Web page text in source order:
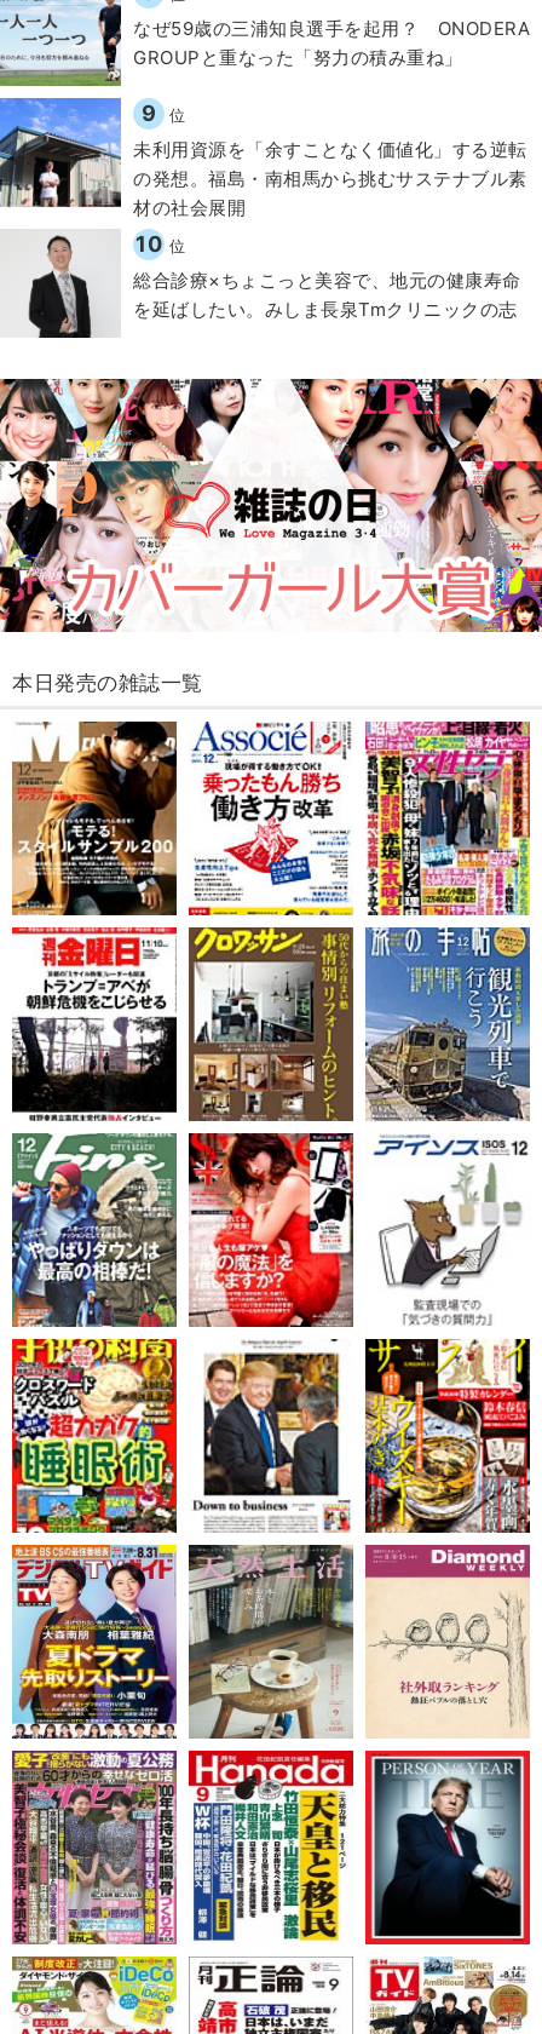
なぜ59歳の三浦知良選手を起用？ ONODERA
GROUPと重なった「努力の積み重ね」
9 位
​​未利用資源を「余すことなく価値化」する逆転
の発想。福島・南相馬から挑むサステナブル素
材の社会展開​
10 位
総合診療×ちょこっと美容で、地元の健康寿命
を延ばしたい。みしま長泉Tmクリニックの志
本日発売の雑誌一覧